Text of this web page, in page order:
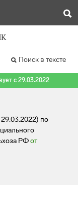
Поиск в тексте
с 29.03.2022
по
РФот